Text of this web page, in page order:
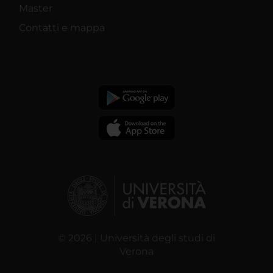
Master
Contatti e mappa
© 2026 | Università degli studi di
Verona